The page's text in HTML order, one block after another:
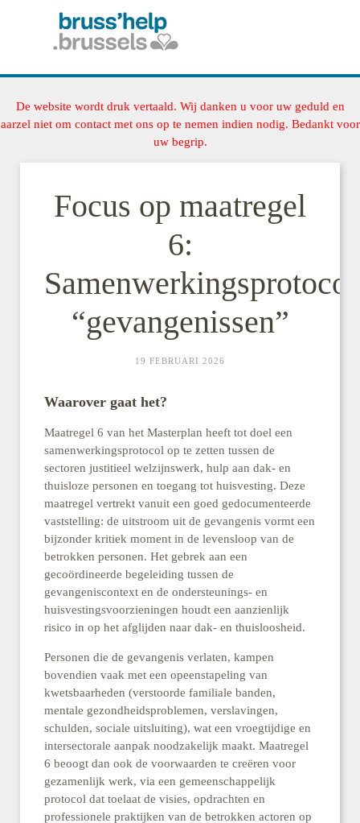
De website wordt druk vertaald. Wij danken u voor uw geduld en
aarzel niet om contact met ons op te nemen indien nodig. Bedankt voor
uw begrip.
Focus op maatregel
6:
Samenwerkingsprotocol
“gevangenissen”
19 FEBRUARI 2026
Waarover gaat het?
Maatregel 6 van het Masterplan heeft tot doel een
samenwerkingsprotocol op te zetten tussen de
sectoren justitieel welzijnswerk, hulp aan dak- en
thuisloze personen en toegang tot huisvesting. Deze
maatregel vertrekt vanuit een goed gedocumenteerde
vaststelling: de uitstroom uit de gevangenis vormt een
bijzonder kritiek moment in de levensloop van de
betrokken personen. Het gebrek aan een
gecoördineerde begeleiding tussen de
gevangeniscontext en de ondersteunings- en
huisvestingsvoorzieningen houdt een aanzienlijk
risico in op het afglijden naar dak- en thuisloosheid.
Personen die de gevangenis verlaten, kampen
bovendien vaak met een opeenstapeling van
kwetsbaarheden (verstoorde familiale banden,
mentale gezondheidsproblemen, verslavingen,
schulden, sociale uitsluiting), wat een vroegtijdige en
intersectorale aanpak noodzakelijk maakt. Maatregel
6 beoogt dan ook de voorwaarden te creëren voor
gezamenlijk werk, via een gemeenschappelijk
protocol dat toelaat de visies, opdrachten en
professionele praktijken van de betrokken actoren op